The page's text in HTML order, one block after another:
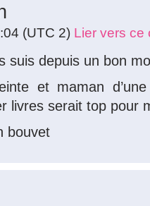
(UTC 2) Lier vers ce
suis depuis un bon
et maman
livres serait top pour
bouvet